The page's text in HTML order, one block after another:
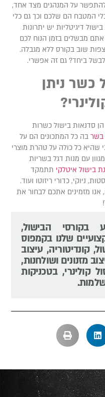
על המנהגים מצד אחד,
הם שלכם וכך גם כלי
דיגיטליות יש יתרונות
מבשלים בזמן הנוח לכם
שוב בקורס ללא מגבלה.
ביחד? גם זה אפשרי.
ניתן
בישול כשרות
בה כל המתכונים הם על
כל כולה על טהרת מוצרי
מנות דגל בשריות
איטלקיתתמקד
כדורי ריזוטו ועוד.
מזמינים אתכם לבחור את
הבישול,
שלנו בקמפוס
עיצוב
ושולחנות,
בטכניקות